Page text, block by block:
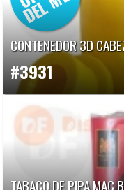
CONTENEDOR 3D
#3931
TABACO DE PIPA MAC